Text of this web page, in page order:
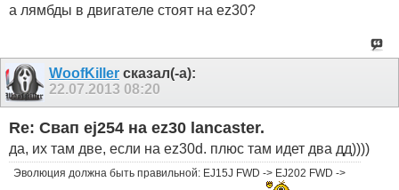
а лямбды в двигателе стоят на ez30?
WoofKiller сказал(-а):
22.07.2013 08:20
Re: Свап ej254 на ez30 lancaster.
да, их там две, если на ez30d. плюс там идет два дд))))
Эволюция должна быть правильной: EJ15J FWD -> EJ202 FWD ->